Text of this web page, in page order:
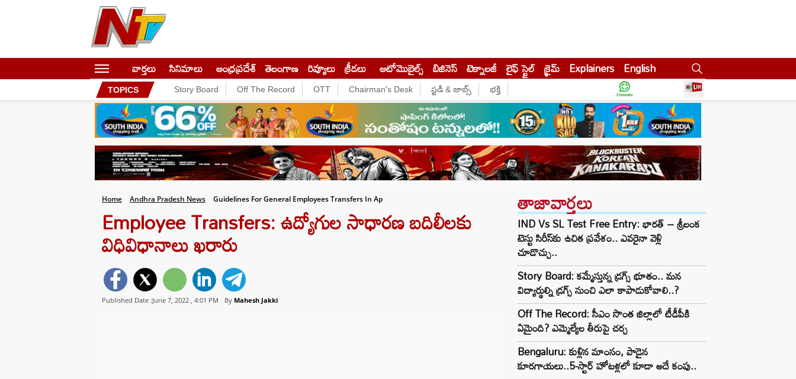
వార్తలు సినిమాలు ఆంధ్రప్రదేశ్ తెలంగాణ రివ్యూలు క్రీడలు ఆటోమొబైల్స్ బిజినెస్‌ టెక్నాలజీ లైఫ్ స్టైల్ క్రైమ్ Explainers English
TOPICS Story Board Off The Record OTT Chairman's Desk స్టడీ & జాబ్స్ భక్తి
Home Andhra Pradesh News Guidelines For General Employees Transfers In Ap
Employee Transfers: ఉద్యోగుల సాధారణ బదిలీలకు
విధివిధానాలు ఖరారు
Published Date :June 7, 2022 , 4:01 PM By Mahesh Jakki
తాజావార్తలు
IND Vs SL Test Free Entry: భారత్ – శ్రీలంక
టెస్టు సిరీస్‌కు ఉచిత ప్రవేశం.. ఎవరైనా వెళ్లి
చూడొచ్చు..
Story Board: కమ్మేస్తున్న డ్రగ్స్ భూతం.. మన
విద్యార్థుల్ని డ్రగ్స్ నుంచి ఎలా కాపాడుకోవాలి..?
Off The Record: సీఎం సొంత జిల్లాలో టీడీపీకి
ఏమైంది? ఎమ్మెల్యేల తీరుపై చర్చ
Bengaluru: కుళ్లిన మాంసం, పాడైన
కూరగాయలు..5-స్టార్ హోటళ్లలో కూడా అదే కంపు..